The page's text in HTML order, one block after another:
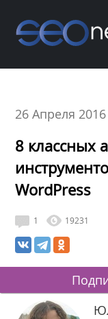
26 Апреля 2016
8 классных
WordPress
1 19231